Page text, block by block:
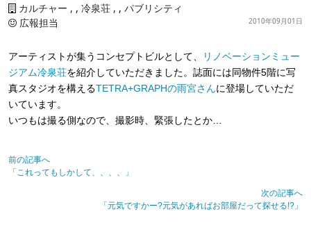
カルチャー , 冷泉荘 , パブリシティ
広報担当
2010年09月01日
アーティストが集うコンセプトビルとして、
リノベーションミュー
ジアム冷泉荘を紹介していただきました。誌面には同物件5階に写
真スタジオを構えるTETRA+GRAPHの雨宮さんに登場していただ
いています。
いつもは撮る側なので、撮影時、緊張したとか…
前の記事へ
「これってもしかして、、、、」
次の記事へ
「元気ですかー?元気があればお部屋だって探せる!?」